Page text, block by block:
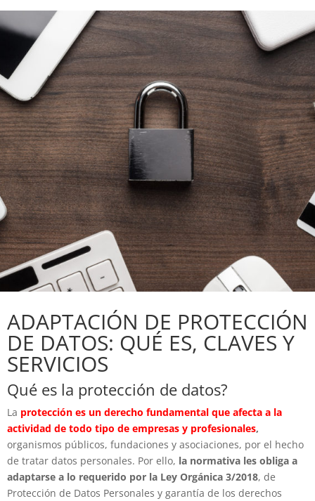
ADAPTACIÓN DE PROTECCIÓN
DE DATOS: QUÉ ES, CLAVES Y
SERVICIOS
Qué es la protección de datos?
La protección es un derecho fundamental que afecta a la
actividad de todo tipo de empresas y profesionales,
organismos públicos, fundaciones y asociaciones, por el hecho
de tratar datos personales. Por ello, la normativa les obliga a
adaptarse a lo requerido por la Ley Orgánica 3/2018, de
Protección de Datos Personales y garantía de los derechos